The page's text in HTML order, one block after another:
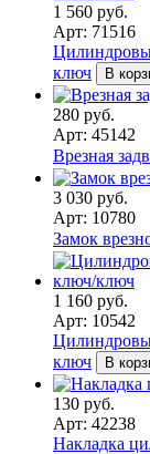
1 560 руб.
Арт: 71516
ключ
В
280 руб.
Арт: 45142
Врезная
3 030 руб.
Арт: 10780
Замок
1 160 руб.
Арт: 10542
ключ
В
130 руб.
Арт: 42238
Накладка